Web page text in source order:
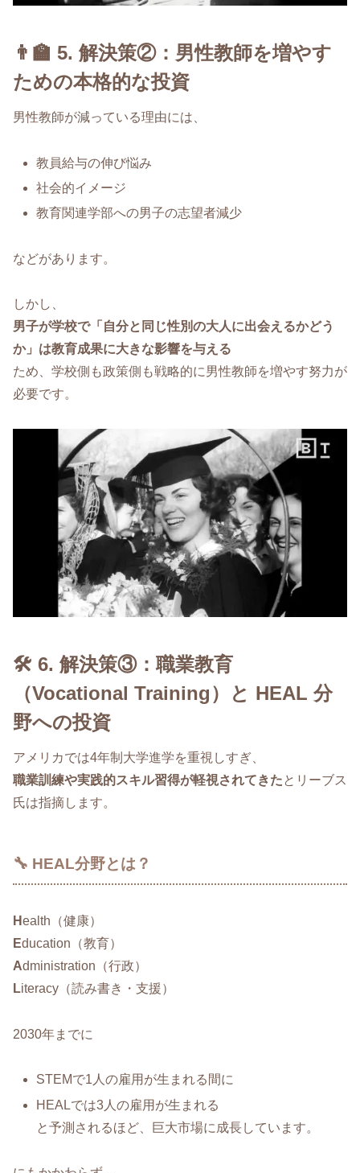
👨‍🏫 5. 解決策②：男性教師を増やす
ための本格的な投資
男性教師が減っている理由には、
教員給与の伸び悩み
社会的イメージ
教育関連学部への男子の志望者減少
などがあります。
しかし、
男子が学校で「自分と同じ性別の大人に出会えるかどう
か」は教育成果に大きな影響を与える
ため、学校側も政策側も戦略的に男性教師を増やす努力が
必要です。
🛠 6. 解決策③：職業教育
（Vocational Training）と HEAL 分
野への投資
アメリカでは4年制大学進学を重視しすぎ、
職業訓練や実践的スキル習得が軽視されてきたとリーブス
氏は指摘します。
🔧 HEAL分野とは？
Health（健康）
Education（教育）
Administration（行政）
Literacy（読み書き・支援）
2030年までに
STEMで1人の雇用が生まれる間に
HEALでは3人の雇用が生まれる
と予測されるほど、巨大市場に成長しています。